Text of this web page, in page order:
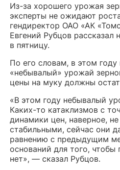
Из-за хорошего урожая
эксперты не ожидают
гендиректор ОАО «АК
Евгений Рубцов рассказал
в пятницу.
По его словам, в этом
«небывалый» урожай
цены на муку должны
«В этом году небывалый
Каких-то катаклизмов с
динамики цен, наверное,
стабильными, сейчас они
равнению с предыдущим
оснований для того, чтобы
нет», — сказал Рубцов.